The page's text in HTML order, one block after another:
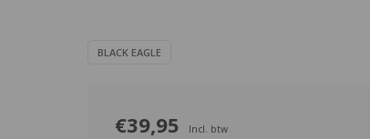
BLACK EAGLE
€39,95 Incl. btw